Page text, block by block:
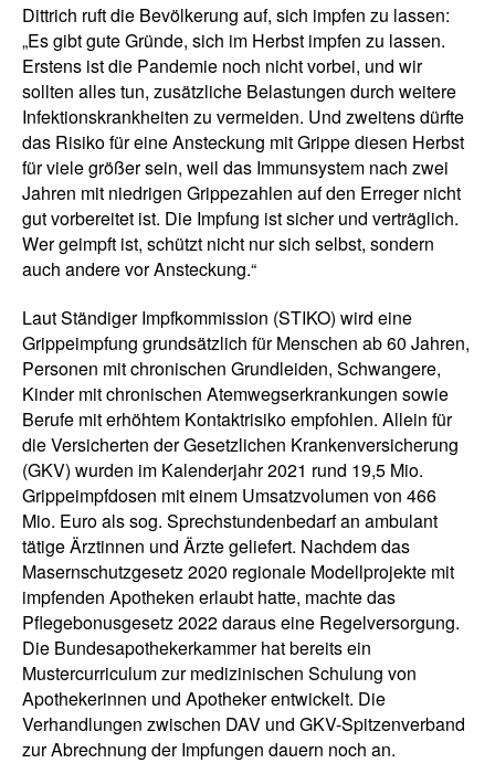
Dittrich ruft die Bevölkerung auf, sich impfen zu lassen:
„Es gibt gute Gründe, sich im Herbst impfen zu lassen.
Erstens ist die Pandemie noch nicht vorbei, und wir
sollten alles tun, zusätzliche Belastungen durch weitere
Infektionskrankheiten zu vermeiden. Und zweitens dürfte
das Risiko für eine Ansteckung mit Grippe diesen Herbst
für viele größer sein, weil das Immunsystem nach zwei
Jahren mit niedrigen Grippezahlen auf den Erreger nicht
gut vorbereitet ist. Die Impfung ist sicher und verträglich.
Wer geimpft ist, schützt nicht nur sich selbst, sondern
auch andere vor Ansteckung.“
Laut Ständiger Impfkommission (STIKO) wird eine
Grippeimpfung grundsätzlich für Menschen ab 60 Jahren,
Personen mit chronischen Grundleiden, Schwangere,
Kinder mit chronischen Atemwegserkrankungen sowie
Berufe mit erhöhtem Kontaktrisiko empfohlen. Allein für
die Versicherten der Gesetzlichen Krankenversicherung
(GKV) wurden im Kalenderjahr 2021 rund 19,5 Mio.
Grippeimpfdosen mit einem Umsatzvolumen von 466
Mio. Euro als sog. Sprechstundenbedarf an ambulant
tätige Ärztinnen und Ärzte geliefert. Nachdem das
Masernschutzgesetz 2020 regionale Modellprojekte mit
impfenden Apotheken erlaubt hatte, machte das
Pflegebonusgesetz 2022 daraus eine Regelversorgung.
Die Bundesapothekerkammer hat bereits ein
Mustercurriculum zur medizinischen Schulung von
Apothekerinnen und Apotheker entwickelt. Die
Verhandlungen zwischen DAV und GKV-Spitzenverband
zur Abrechnung der Impfungen dauern noch an.